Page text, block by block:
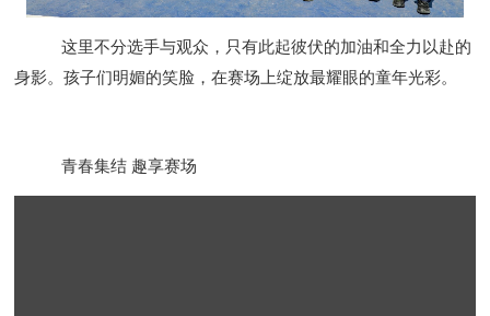
这里不分选手与观众，只有此起彼伏的加油和全力以赴的
身影。孩子们明媚的笑脸，在赛场上绽放最耀眼的童年光彩。
青春集结 趣享赛场